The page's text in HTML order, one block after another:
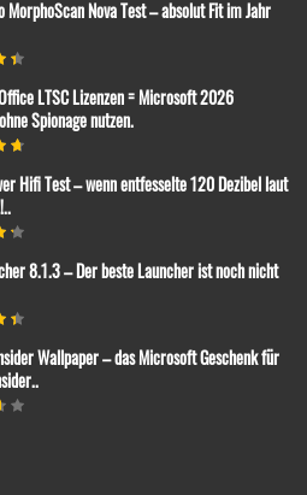
MorphoScan Nova Test – absolut Fit im Jahr
LTSC Lizenzen = Microsoft 2026
Spionage nutzen.
Hifi Test – wenn entfesselte 120 Dezibel laut
8.1.3 – Der beste Launcher ist noch nicht
Wallpaper – das Microsoft Geschenk für